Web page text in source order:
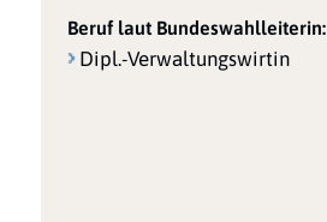
Beruf laut Bundeswahlleiterin:
Dipl.-Verwaltungswirtin